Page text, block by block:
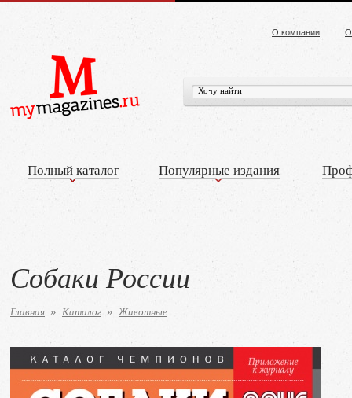
О компании
Полный каталог Популярные издания
Собаки России
Главная » Каталог » Животные